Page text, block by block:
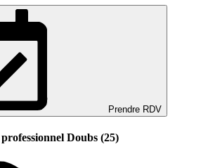
Prendre RDV
Doubs (25)